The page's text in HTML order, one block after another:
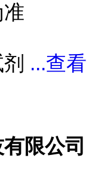
...查看
限公司